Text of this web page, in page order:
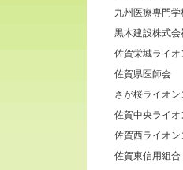
九州医療専門
黒木建設株式会
佐賀栄城ライ
佐賀県医師会
さが桜ライオ
佐賀中央ライ
佐賀西ライオン
佐賀東信用組合